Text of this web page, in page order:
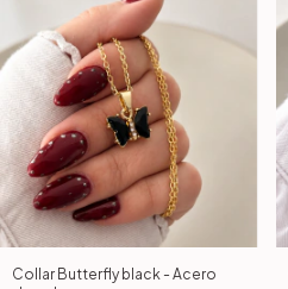
Collar Butterfly black - Acero